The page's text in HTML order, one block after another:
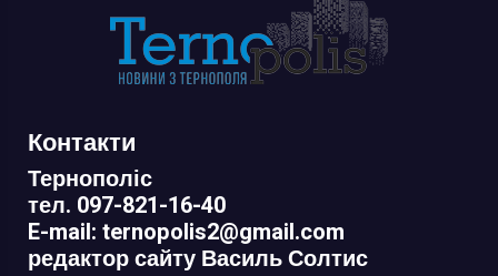
Контакти
Тернополіс
тел. 097-821-16-40
E-mail: ternopolis2@gmail.com
редактор сайту Василь Солтис